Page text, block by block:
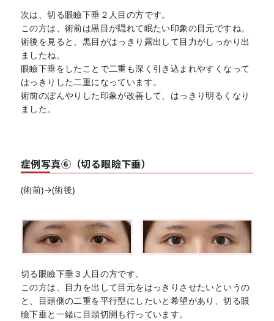
次は、切る眼瞼下垂２人目の方です。
この方は、術前は黒目が隠れて眠たい印象の目元ですね。
術後を見ると、黒目がはっきり露出して目力がしっかり出
ましたね。
眼瞼下垂をしたことで二重も深く引き込まれやすくなって
はっきりした二重になっています。
術前のぼんやりした印象が改善して、はっきり明るくなり
ました。
症例写真⑥（切る眼瞼下垂）
(術前)→(術後)
切る眼瞼下垂３人目の方です。
この方は、目力を出して目元をはっきりさせたいというの
と、目頭側の二重を平行型にしたいと希望があり、切る眼
瞼下垂と一緒に目頭切開も行っています。